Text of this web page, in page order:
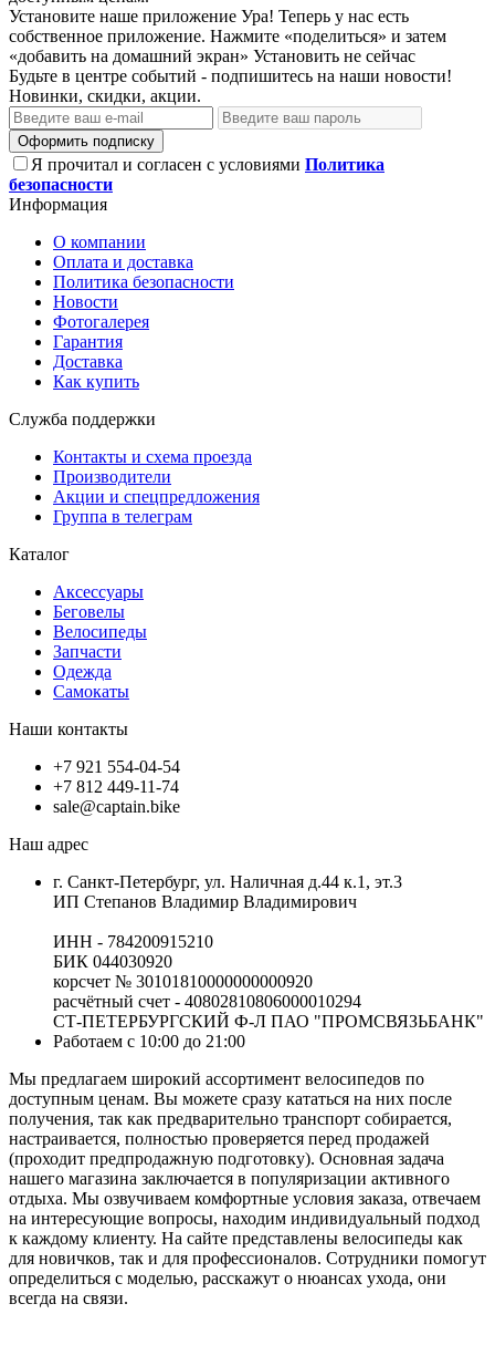
Установите наше приложение Ура! Теперь у нас есть
собственное приложение. Нажмите «поделиться» и затем
«добавить на домашний экран» Установить не сейчас
Будьте в центре событий - подпишитесь на наши новости!
Новинки, скидки, акции.
Оформить подписку
Я прочитал и согласен с условиями Политика
безопасности
Информация
О компании
Оплата и доставка
Политика безопасности
Новости
Фотогалерея
Гарантия
Доставка
Как купить
Служба поддержки
Контакты и схема проезда
Производители
Акции и спецпредложения
Группа в телеграм
Каталог
Аксессуары
Беговелы
Велосипеды
Запчасти
Одежда
Самокаты
Наши контакты
+7 921 554-04-54
+7 812 449-11-74
sale@captain.bike
Наш адрес
г. Санкт-Петербург, ул. Наличная д.44 к.1, эт.3
ИП Степанов Владимир Владимирович
ИНН - 784200915210
БИК 044030920
корсчет № 30101810000000000920
расчётный счет - 40802810806000010294
СТ-ПЕТЕРБУРГСКИЙ Ф-Л ПАО "ПРОМСВЯЗЬБАНК"
Работаем с 10:00 до 21:00
Мы предлагаем широкий ассортимент велосипедов по
доступным ценам. Вы можете сразу кататься на них после
получения, так как предварительно транспорт собирается,
настраивается, полностью проверяется перед продажей
(проходит предпродажную подготовку). Основная задача
нашего магазина заключается в популяризации активного
отдыха. Мы озвучиваем комфортные условия заказа, отвечаем
на интересующие вопросы, находим индивидуальный подход
к каждому клиенту. На сайте представлены велосипеды как
для новичков, так и для профессионалов. Сотрудники помогут
определиться с моделью, расскажут о нюансах ухода, они
всегда на связи.